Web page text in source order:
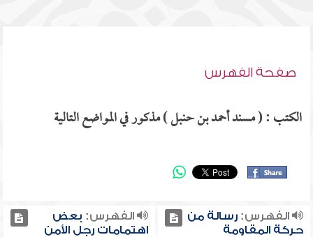
صفحة الفهرس
الكتب : ( مسند أحمد بن حنبل ) مذكور في المواضع التالية
الفهرس:رسالة من
حركة المقاومة
الفهرس: بعض
اهتمامات رجل الأمن